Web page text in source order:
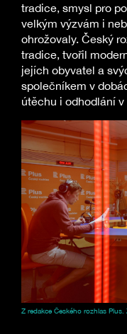
tradice, smysl pro
velkým výzvám i
ohrožovaly. Český
tradice, tvořil
jejích obyvatel a
společníkem v
útěchu i odhodlání v
Z redakce Českého rozhlas